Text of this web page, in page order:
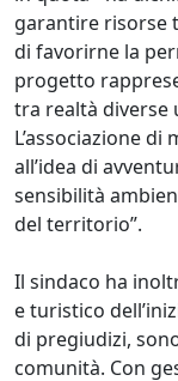
garantire risorse
di favorirne la
progetto
tra realtà diverse
L’associazione di
all’idea di
sensibilità
del territorio”.
Il sindaco ha
e turistico
di pregiudizi,
comunità. Con